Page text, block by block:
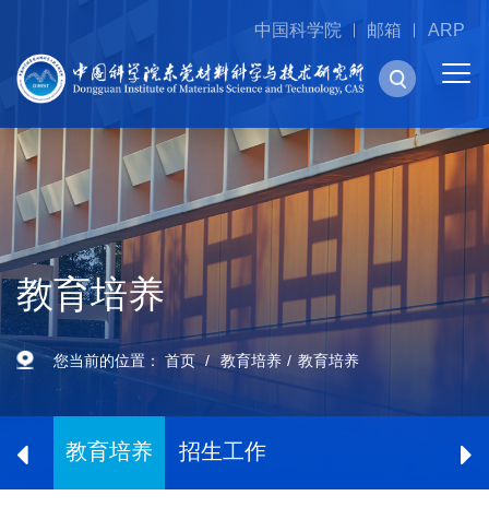
中国科学院 邮箱 ARP
教育培养
您当前的位置： 首页 教育培养 教育培养
教育培养 招生工作